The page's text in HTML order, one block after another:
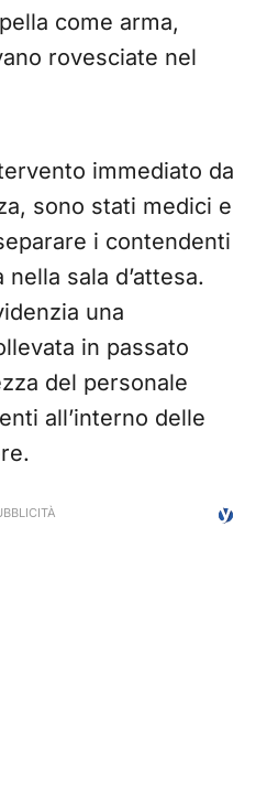
come arma,
rovesciate nel
immediato da
sono stati medici e
i contendenti
sala d’attesa.
una
in passato
del personale
all’interno delle